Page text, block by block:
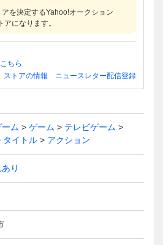
を決定するYahoo!オークション
になります。
こちら
ストアの情報
ニュースレター配信登録
ム ゲーム
テレビゲーム
タイトル アクション
り